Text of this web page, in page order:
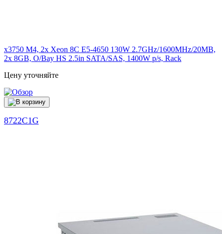
x3750 M4, 2x Xeon 8C E5-4650 130W 2.7GHz/1600MHz/20MB,
2x 8GB, O/Bay HS 2.5in SATA/SAS, 1400W p/s, Rack
Цену уточняйте
8722C1G